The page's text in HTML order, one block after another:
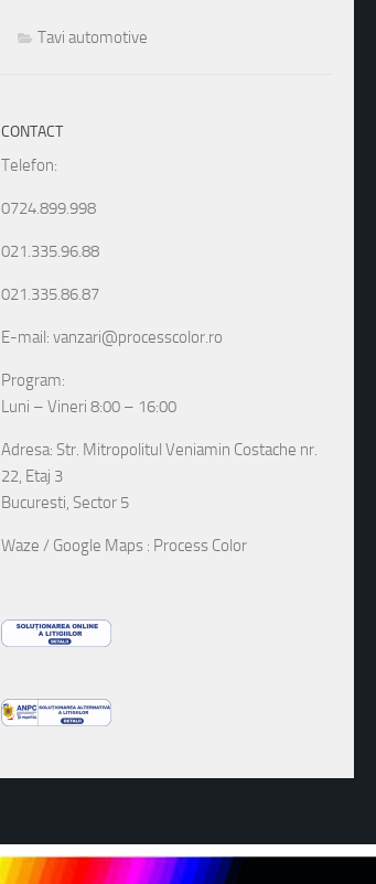
Tavi automotive
CONTACT
Telefon:
0724.899.998
021.335.96.88
021.335.86.87
E-mail: vanzari@processcolor.ro
Program:
Luni – Vineri 8:00 – 16:00
Adresa: Str. Mitropolitul Veniamin Costache nr.
22, Etaj 3
Bucuresti, Sector 5
Waze / Google Maps : Process Color